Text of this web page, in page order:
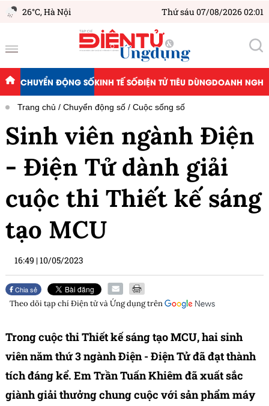
26°C,Hà Nội Thứ sáu 07/08/2026 02:01
CHUYỂN ĐỘNG SỐKINH TẾ SỐĐIỆN TỬ TIÊU DÙNGDOANH
Trang chủ Chuyển động số Cuộc sống số
Sinh viên ngành Điện
- Điện Tử dành giải
cuộc thi Thiết kế sáng
tạo MCU
16:49 |10/05/2023
Chia sẻ
Theo dõi tạp chíĐiện tử và Ứng dụngtrên
Trong cuộc thi Thiết kế sáng tạo MCU, hai sinh
viên năm thứ 3 ngành Điện - Điện Tử đã đạt thành
tích đáng kể. Em Trần Tuấn Khiêm đã xuất sắc
giành giải thưởng chung cuộc với sản phẩm máy